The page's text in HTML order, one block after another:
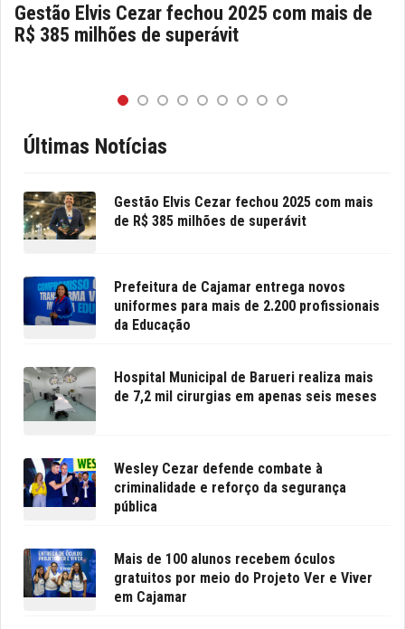
Gestão Elvis Cezar fechou 2025 com mais de
R$ 385 milhões de superávit
Últimas Notícias
Gestão Elvis Cezar fechou 2025 com mais
de R$ 385 milhões de superávit
Prefeitura de Cajamar entrega novos
uniformes para mais de 2.200 profissionais
da Educação
Hospital Municipal de Barueri realiza mais
de 7,2 mil cirurgias em apenas seis meses
Wesley Cezar defende combate à
criminalidade e reforço da segurança
pública
Mais de 100 alunos recebem óculos
gratuitos por meio do Projeto Ver e Viver
em Cajamar